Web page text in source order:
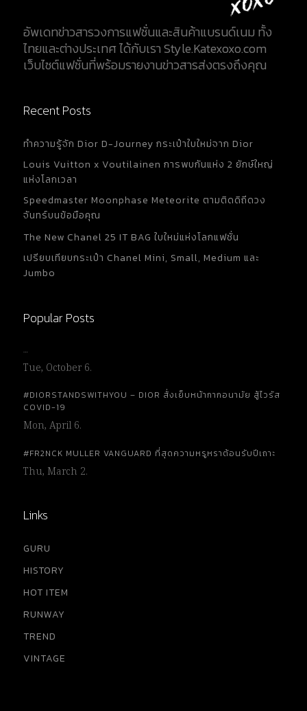
อัพเดทข่าวสารวงการแฟชั่นและสินค้าแบรนด์เนม ทั้ง
ไทยและต่างประเทศ ได้กับเรา Style.Katexoxo.com
เว็บไซต์แฟชั่นที่พร้อมรายงานข่าวสารส่งตรงถึงคุณ
Recent Posts
ทำความรู้จัก Dior D-Journey กระเป๋าใบใหม่จาก Dior
Louis Vuitton x Voutilainen การพบกันแห่ง 2 ยักษ์ใหญ่
แห่งโลกเวลา
Speedmaster Moonphase Meteorite ตามติดดิถีดวง
จันทร์บนข้อมือคุณ
The New Chanel 25 IT BAG ใบใหม่แห่งโลกแฟชั่น
เปรียบเทียบกระเป๋า Chanel Mini, Small, Medium และ
Jumbo
Popular Posts
…
Tue, October 6.
#DIORSTANDSWITHYOU – DIOR สั่งเย็บหน้ากากอนามัย สู้ไวรัส
COVID-19
Mon, April 6.
#FR2NCK MULLER VANGUARD ที่สุดความหรูหราต้อนรับปีเถาะ
Thu, March 2.
Links
GURU
HISTORY
HOT ITEM
RUNWAY
TREND
VINTAGE